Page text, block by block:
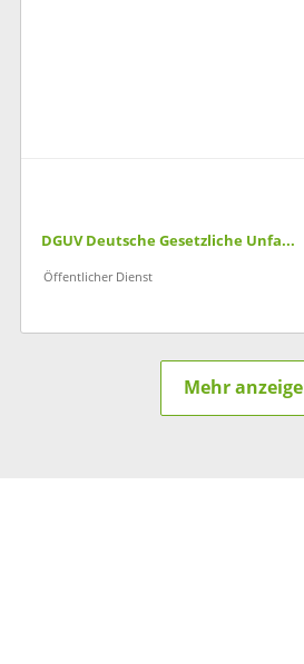
DGUV Deutsche Gesetzliche Unfallversicherung
Öffentlicher Dienst
Mehr